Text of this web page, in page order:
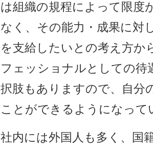
は組織の規程によって限度
なく、その能力・成果に対
を支給したいとの考え方か
フェッショナルとしての待
択肢もありますので、自分
ことができるようになって
社内には外国人も多く、国